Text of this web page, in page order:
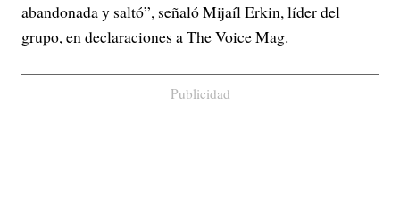
abandonada y saltó”, señaló Mijaíl Erkin, líder del
grupo, en declaraciones a The Voice Mag.
Publicidad